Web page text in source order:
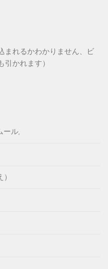
まれるかわかりません、ビ
かれます）
ール,